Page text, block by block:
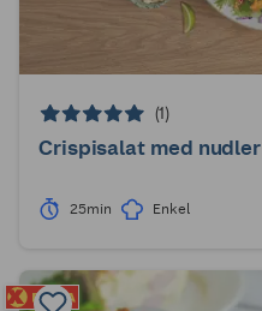
(1)
Crispisalat med nudler
25min Enkel